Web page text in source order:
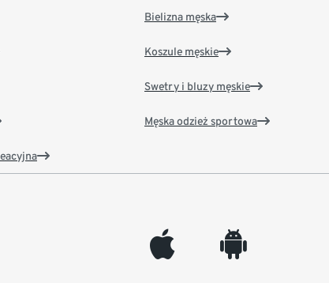
Bielizna męska
Koszule męskie
Swetry i bluzy męskie
Męska odzież sportowa
appleinc android